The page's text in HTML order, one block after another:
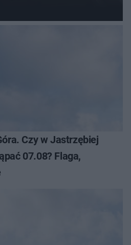
Czy w Jastrzębiej
07.08? Flaga,